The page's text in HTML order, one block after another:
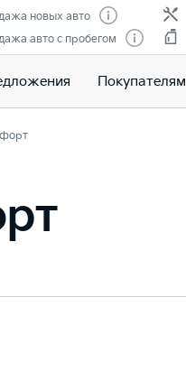
новых авто
авто с пробегом
Покупателям